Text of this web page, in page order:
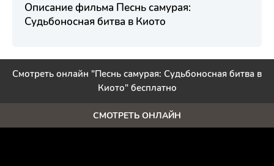
Описание фильма Песнь самурая:
Судьбоносная битва в Киото
Смотреть онлайн "Песнь самурая: Судьбоносная битва в
Киото" бесплатно
СМОТРЕТЬ ОНЛАЙН